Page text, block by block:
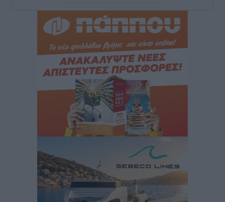
Iατρικός Σύλλογος Ροδου προς Α. Γεωργιάδη:
Στρατηγικές Προτάσεις για την Ενίσχυση της
Δημόσιας Υγείας στη Νησιωτική Ελλάδα και στα
Νοσοκομεία της Γ΄ Ζώνης
πριν 2 ώρες
Πάνθηρες: Ξεκίνησαν αισιόδοξοι για την παρθενική
Αθλητικά• πριν 2 ώρες
Άρης Αρχαγγέλου: Στο πλευρό του άτυχου Ιάκωβου
Θωμά
Αθλητικά• πριν 2 ώρες